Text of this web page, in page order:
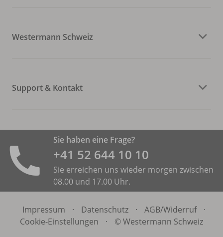
Westermann Schweiz
Support & Kontakt
Sie haben eine Frage?
+41 52 644 10 10
Sie erreichen uns wieder morgen zwischen
08.00 und 17.00 Uhr.
Impressum · Datenschutz · AGB/Widerruf
·
Cookie-Einstellungen
· © Westermann Schweiz